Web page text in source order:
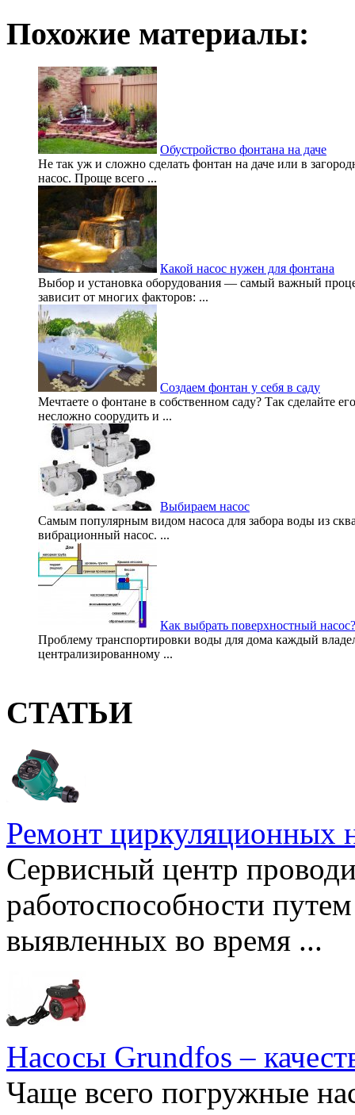
Похожие материалы:
Обустройство фонтана на даче
Не так уж и сложно сделать фонтан на даче или в
насос. Проще всего ...
Какой насос нужен для фонтана
Выбор и установка оборудования — самый важный
зависит от многих факторов: ...
Создаем фонтан у себя в саду
Мечтаете о фонтане в собственном саду? Так сделайте
несложно соорудить и ...
Выбираем насос
Самым популярным видом насоса для забора воды из
вибрационный насос. ...
Как выбрать поверхностный насос?
Проблему транспортировки воды для дома каждый
централизированному ...
СТАТЬИ
Ремонт циркуляционных
Сервисный центр
работоспособности
выявленных во время ...
Насосы Grundfos –
Чаще всего погружные